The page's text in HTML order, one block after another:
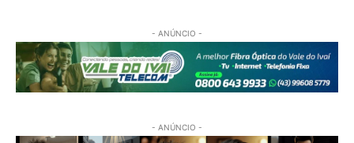
- ANÚNCIO -
- ANÚNCIO -